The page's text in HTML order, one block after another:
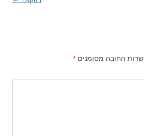
שדות החובה מסומנים *